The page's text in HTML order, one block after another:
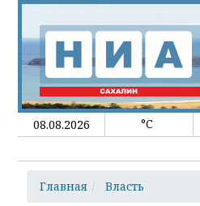
08.08.2026 °C
Главная Власть